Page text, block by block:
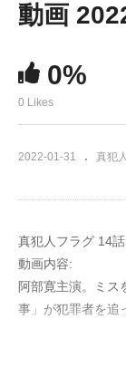
動画
0%
0 Likes
2022-01-31 真犯
真犯人フラグ 14
動画内容:
阿部寛主演。ミス
事」が犯罪者を追